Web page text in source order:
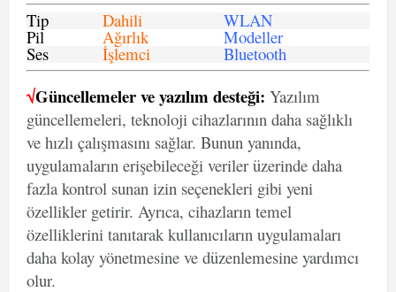
Tip
Dahili WLAN
Pil Ağırlık Modeller
Ses İşlemci Bluetooth
√Güncellemeler ve yazılım desteği: Yazılım
güncellemeleri, teknoloji cihazlarının daha sağlıklı
ve hızlı çalışmasını sağlar. Bunun yanında,
uygulamaların erişebileceği veriler üzerinde daha
fazla kontrol sunan izin seçenekleri gibi yeni
özellikler getirir. Ayrıca, cihazların temel
özelliklerini tanıtarak kullanıcıların uygulamaları
daha kolay yönetmesine ve düzenlemesine yardımcı
olur.